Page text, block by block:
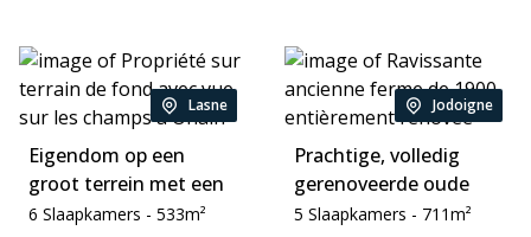
Location:
Lasne
Eigendom op een
groot terrein met een
prachtig uitzicht over
Slaapkamers:
6 Slaapkamers - Area:
533m²
Location:
Jodoigne
Prachtige, volledig
gerenoveerde oude
boerderij uit 1900 op
Slaapkamers:
5 Slaapkamers - Area:
711m²